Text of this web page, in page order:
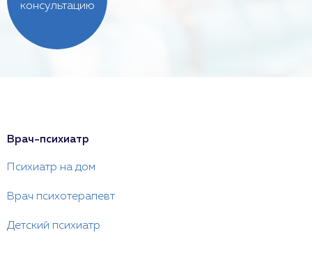
консультацию
Врач-психиатр
Психиатр на дом
Врач психотерапевт
Детский психиатр